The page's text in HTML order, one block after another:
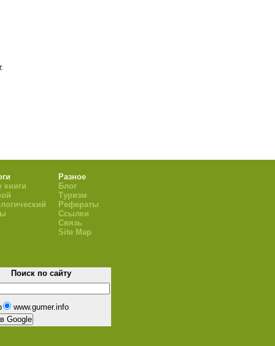
Разное
Блог
Туризм
Рефераты
Ссылки
Связь
Site Map
Поиск по сайту
www.gumer.info